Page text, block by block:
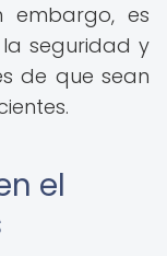
embargo, es
seguridad y
de que sean
el